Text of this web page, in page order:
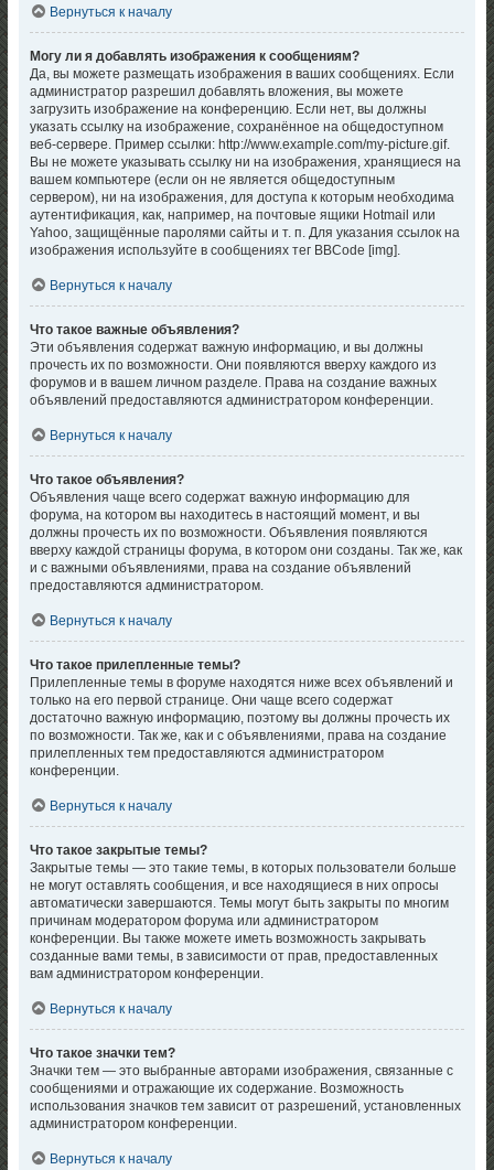
Вернуться к началу
Могу ли я добавлять изображения к сообщениям?
Да, вы можете размещать изображения в ваших сообщениях. Если
администратор разрешил добавлять вложения, вы можете
загрузить изображение на конференцию. Если нет, вы должны
указать ссылку на изображение, сохранённое на общедоступном
веб-сервере. Пример ссылки: http://www.example.com/my-picture.gif.
Вы не можете указывать ссылку ни на изображения, хранящиеся на
вашем компьютере (если он не является общедоступным
сервером), ни на изображения, для доступа к которым необходима
аутентификация, как, например, на почтовые ящики Hotmail или
Yahoo, защищённые паролями сайты и т. п. Для указания ссылок на
изображения используйте в сообщениях тег BBCode [img].
Вернуться к началу
Что такое важные объявления?
Эти объявления содержат важную информацию, и вы должны
прочесть их по возможности. Они появляются вверху каждого из
форумов и в вашем личном разделе. Права на создание важных
объявлений предоставляются администратором конференции.
Вернуться к началу
Что такое объявления?
Объявления чаще всего содержат важную информацию для
форума, на котором вы находитесь в настоящий момент, и вы
должны прочесть их по возможности. Объявления появляются
вверху каждой страницы форума, в котором они созданы. Так же, как
и с важными объявлениями, права на создание объявлений
предоставляются администратором.
Вернуться к началу
Что такое прилепленные темы?
Прилепленные темы в форуме находятся ниже всех объявлений и
только на его первой странице. Они чаще всего содержат
достаточно важную информацию, поэтому вы должны прочесть их
по возможности. Так же, как и с объявлениями, права на создание
прилепленных тем предоставляются администратором
конференции.
Вернуться к началу
Что такое закрытые темы?
Закрытые темы — это такие темы, в которых пользователи больше
не могут оставлять сообщения, и все находящиеся в них опросы
автоматически завершаются. Темы могут быть закрыты по многим
причинам модератором форума или администратором
конференции. Вы также можете иметь возможность закрывать
созданные вами темы, в зависимости от прав, предоставленных
вам администратором конференции.
Вернуться к началу
Что такое значки тем?
Значки тем — это выбранные авторами изображения, связанные с
сообщениями и отражающие их содержание. Возможность
использования значков тем зависит от разрешений, установленных
администратором конференции.
Вернуться к началу